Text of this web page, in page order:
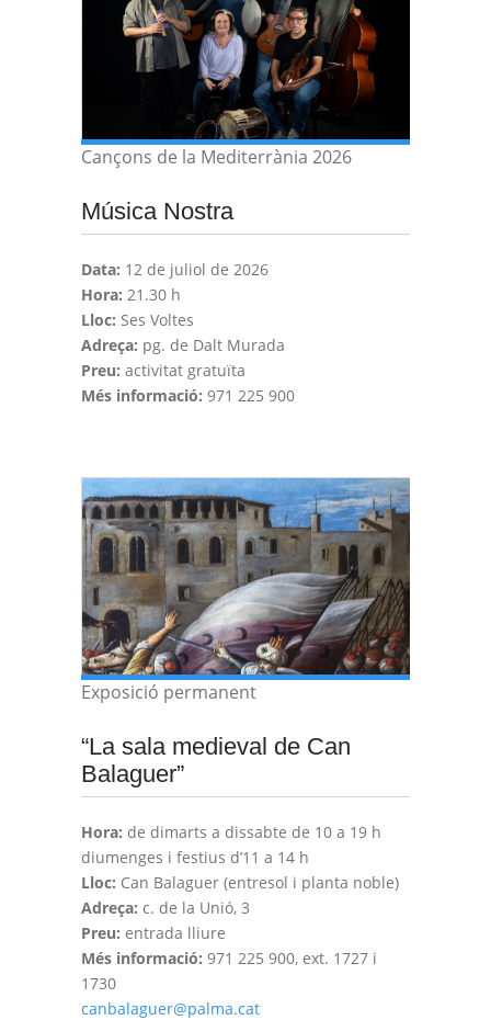
Cançons de la Mediterrània 2026
Música Nostra
Data: 12 de juliol de 2026
Hora: 21.30 h
Lloc: Ses Voltes
Adreça: pg. de Dalt Murada
Preu: activitat gratuïta
Més informació: 971 225 900
Exposició permanent
“La sala medieval de Can
Balaguer”
Hora: de dimarts a dissabte de 10 a 19 h
diumenges i festius d’11 a 14 h
Lloc: Can Balaguer (entresol i planta noble)
Adreça: c. de la Unió, 3
Preu: entrada lliure
Més informació: 971 225 900, ext. 1727 i
1730
canbalaguer@palma.cat